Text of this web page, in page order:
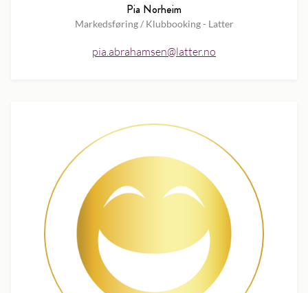
Pia Norheim
Markedsføring / Klubbooking - Latter
pia.abrahamsen@latter.no